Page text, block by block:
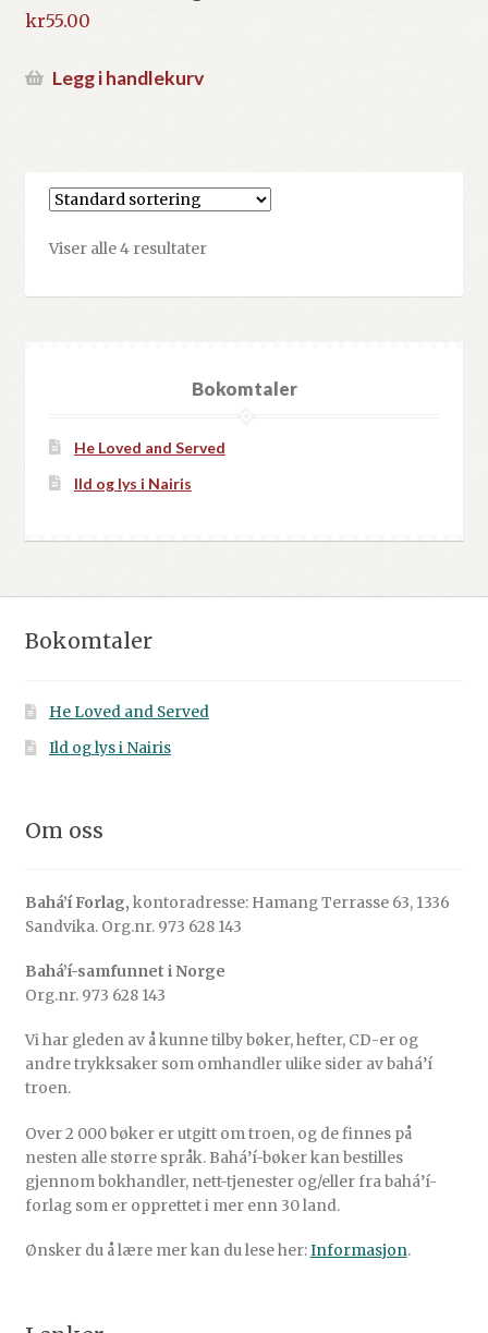
kr55.00
Legg i handlekurv
Viser alle 4 resultater
Bokomtaler
He Loved and Served
Ild og lys i Nairis
Bokomtaler
He Loved and Served
Ild og lys i Nairis
Om oss
Bahá’í Forlag, kontoradresse: Hamang Terrasse 63, 1336
Sandvika. Org.nr. 973 628 143
Bahá’í-samfunnet i Norge
Org.nr. 973 628 143
Vi har gleden av å kunne tilby bøker, hefter, CD-er og
andre trykksaker som omhandler ulike sider av bahá’í
troen.
Over 2 000 bøker er utgitt om troen, og de finnes på
nesten alle større språk. Bahá’í-bøker kan bestilles
gjennom bokhandler, nett-tjenester og/eller fra bahá’í-
forlag som er opprettet i mer enn 30 land.
Ønsker du å lære mer kan du lese her:Informasjon.